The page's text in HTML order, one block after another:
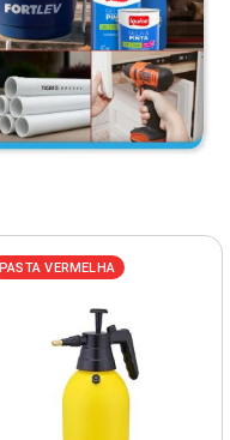
PASTA VERMELHA